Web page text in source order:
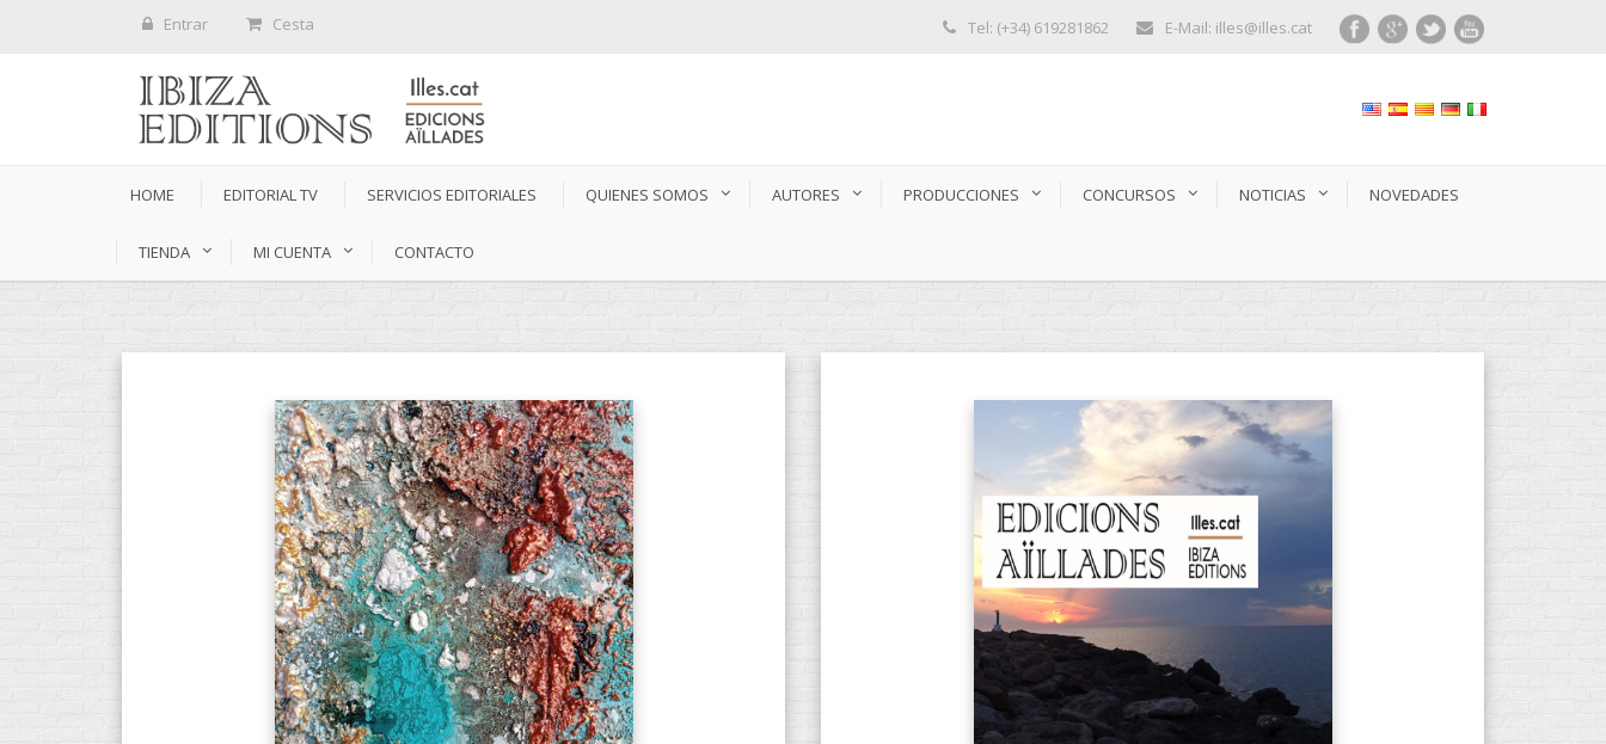
Entrar Cesta Tel: (+34) 619281862 E-Mail: illes@illes.cat
HOME EDITORIAL TV SERVICIOS EDITORIALES QUIENES SOMOS AUTORES PRODUCCIONES CONCURSOS NOTICIAS NOVEDADES
TIENDA MI CUENTA CONTACTO